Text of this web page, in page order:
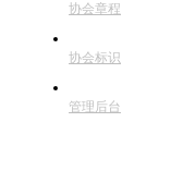
协会章程
协会标识
管理后台